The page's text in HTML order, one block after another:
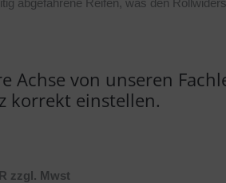
abgefahrene Reifen, was den
Achse von unseren
korrekt einstellen.
zzgl. Mwst